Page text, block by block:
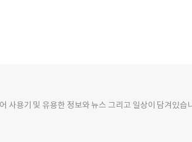
사용기 및 유용한 정보와 뉴스 그리고 일상이 담겨있습